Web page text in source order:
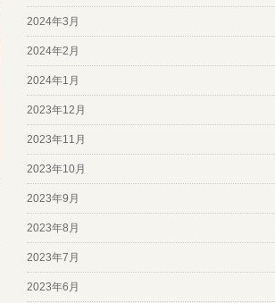
2024年3月
2024年2月
2024年1月
2023年12月
2023年11月
2023年10月
2023年9月
2023年8月
2023年7月
2023年6月